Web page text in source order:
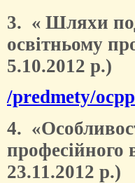
3. « Шляхи
освітньому
5.10.2012 р.)
/predmety/
4.
професійного
23.11.2012 р.)